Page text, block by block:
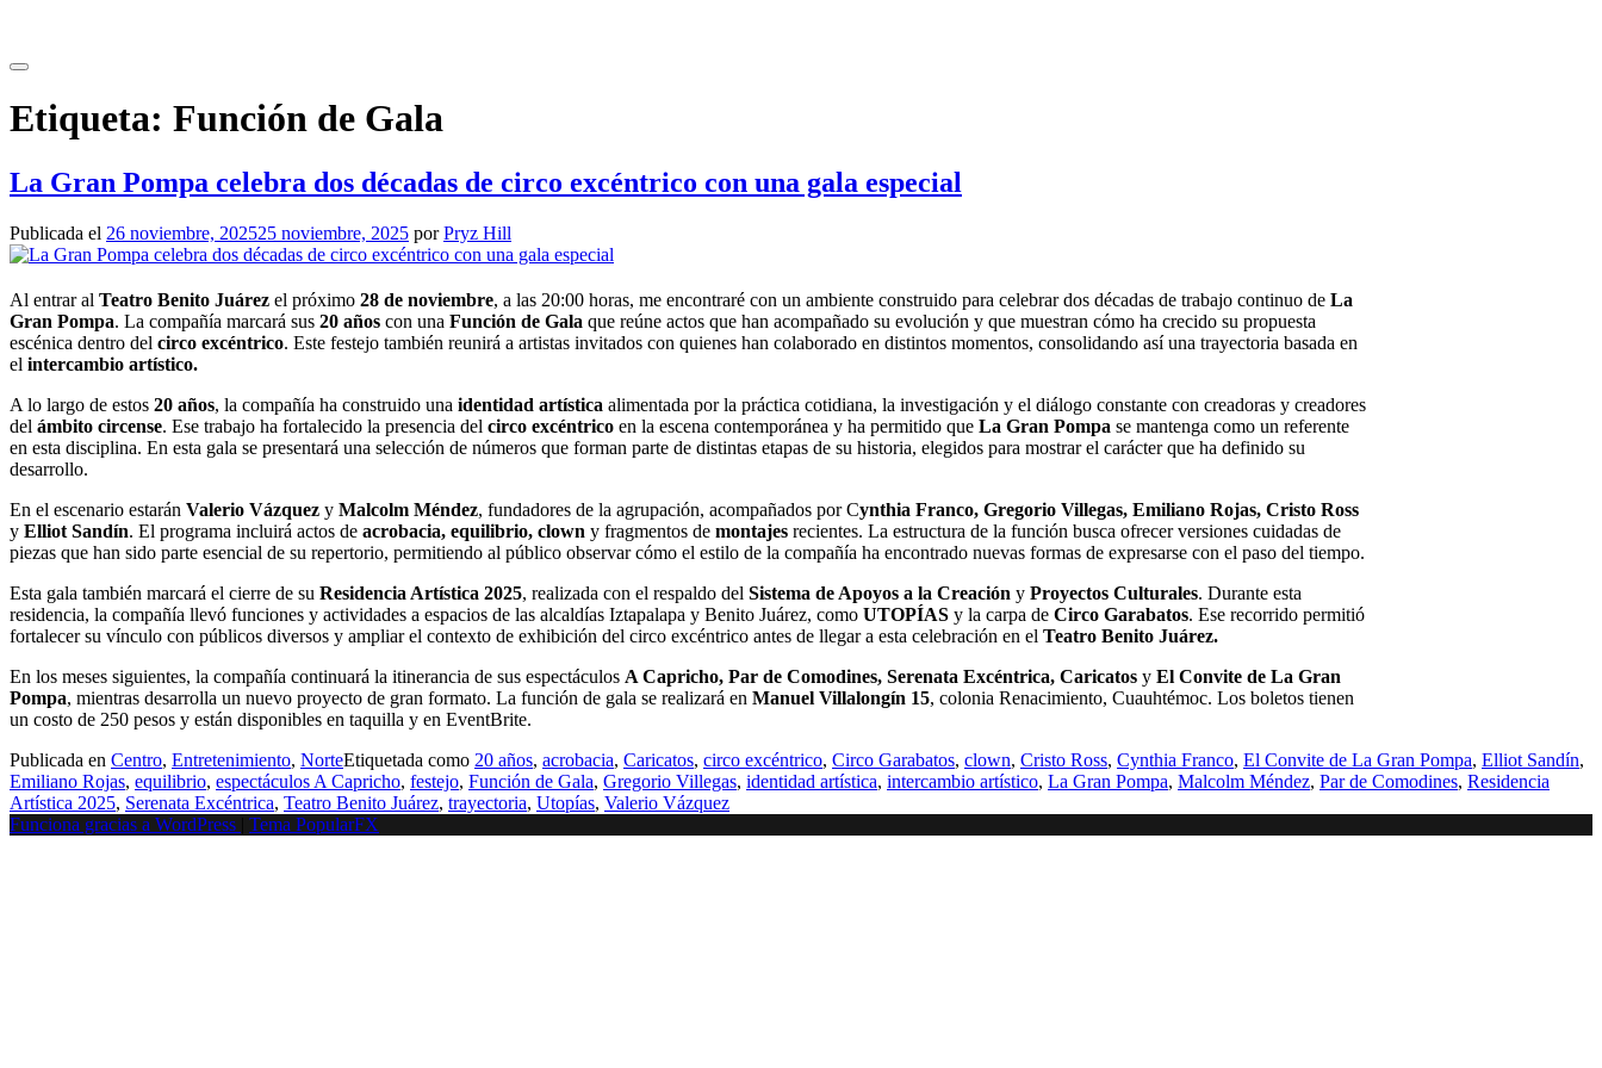
contenido
Etiqueta: Función de Gala
La Gran Pompa celebra dos décadas de circo excéntrico con una gala especial
Publicada el 26 noviembre, 202525 noviembre, 2025 porPryz Hill
Al entrar al Teatro Benito Juárez el próximo 28 de noviembre, a las 20:00 horas, me encontraré con un ambiente construido para celebrar dos décadas de trabajo continuo de La
Gran Pompa. La compañía marcará sus 20 años con una Función de Gala que reúne actos que han acompañado su evolución y que muestran cómo ha crecido su propuesta
escénica dentro del circo excéntrico. Este festejo también reunirá a artistas invitados con quienes han colaborado en distintos momentos, consolidando así una trayectoria basada en
el intercambio artístico.
A lo largo de estos 20 años, la compañía ha construido una identidad artística alimentada por la práctica cotidiana, la investigación y el diálogo constante con creadoras y creadores
del ámbito circense. Ese trabajo ha fortalecido la presencia del circo excéntrico en la escena contemporánea y ha permitido que La Gran Pompa se mantenga como un referente
en esta disciplina. En esta gala se presentará una selección de números que forman parte de distintas etapas de su historia, elegidos para mostrar el carácter que ha definido su
desarrollo.
En el escenario estarán Valerio Vázquez y Malcolm Méndez, fundadores de la agrupación, acompañados por Cynthia Franco, Gregorio Villegas, Emiliano Rojas, Cristo Ross
y Elliot Sandín. El programa incluirá actos de acrobacia, equilibrio, clown y fragmentos de montajes recientes. La estructura de la función busca ofrecer versiones cuidadas de
piezas que han sido parte esencial de su repertorio, permitiendo al público observar cómo el estilo de la compañía ha encontrado nuevas formas de expresarse con el paso del tiempo.
Esta gala también marcará el cierre de su Residencia Artística 2025, realizada con el respaldo del Sistema de Apoyos a la Creación y Proyectos Culturales. Durante esta
residencia, la compañía llevó funciones y actividades a espacios de las alcaldías Iztapalapa y Benito Juárez, como UTOPÍAS y la carpa de Circo Garabatos. Ese recorrido permitió
fortalecer su vínculo con públicos diversos y ampliar el contexto de exhibición del circo excéntrico antes de llegar a esta celebración en el Teatro Benito Juárez.
En los meses siguientes, la compañía continuará la itinerancia de sus espectáculos A Capricho, Par de Comodines, Serenata Excéntrica, Caricatos y El Convite de La Gran
Pompa, mientras desarrolla un nuevo proyecto de gran formato. La función de gala se realizará en Manuel Villalongín 15, colonia Renacimiento, Cuauhtémoc. Los boletos tienen
un costo de 250 pesos y están disponibles en taquilla y en EventBrite.
Publicada en Centro, Entretenimiento, NorteEtiquetada como 20 años, acrobacia, Caricatos, circo excéntrico, Circo Garabatos, clown, Cristo Ross, Cynthia Franco, El Convite de La Gran Pompa, Elliot Sandín,
Emiliano Rojas, equilibrio, espectáculos A Capricho, festejo, Función de Gala, Gregorio Villegas, identidad artística, intercambio artístico, La Gran Pompa, Malcolm Méndez, Par de Comodines, Residencia
Artística 2025, Serenata Excéntrica, Teatro Benito Juárez, trayectoria, Utopías, Valerio Vázquez
Funciona gracias a WordPress
Tema PopularFX